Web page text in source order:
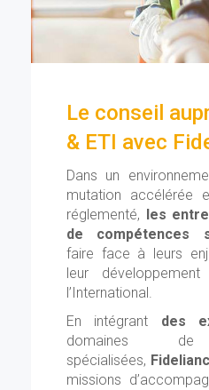
Le conseil
& ETI avec
Dans un
mutation accélérée
réglementé,
les
de compétences
faire face à leurs
leur
l’International.
En intégrant des
domaines de
spécialisées,
missions